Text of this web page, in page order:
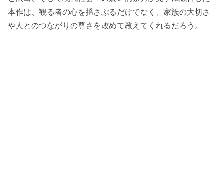
本作は、観る者の心を揺さぶるだけでなく、家族の大切さ
や人とのつながりの尊さを改めて教えてくれるだろう。